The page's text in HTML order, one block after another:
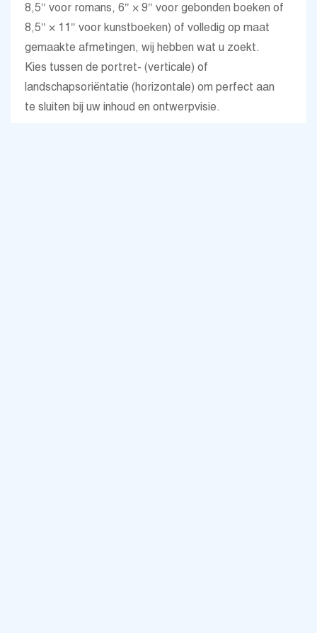
8,5" voor romans, 6" × 9" voor gebonden boeken of
8,5" × 11" voor kunstboeken) of volledig op maat
gemaakte afmetingen, wij hebben wat u zoekt.
Kies tussen de portret- (verticale) of
landschapsoriëntatie (horizontale) om perfect aan
te sluiten bij uw inhoud en ontwerpvisie.